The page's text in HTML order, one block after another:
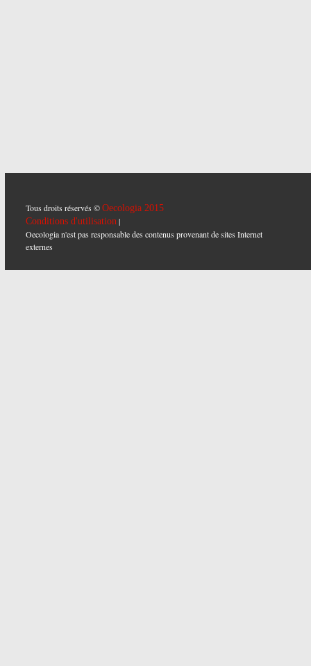
Tous droits réservés © Oecologia 2015
Conditions d'utilisation |
Oecologia n'est pas responsable des contenus provenant de sites Internet
externes